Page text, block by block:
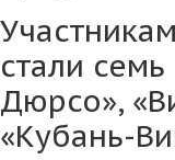
стали
Дюрсо»,
«Кубань-